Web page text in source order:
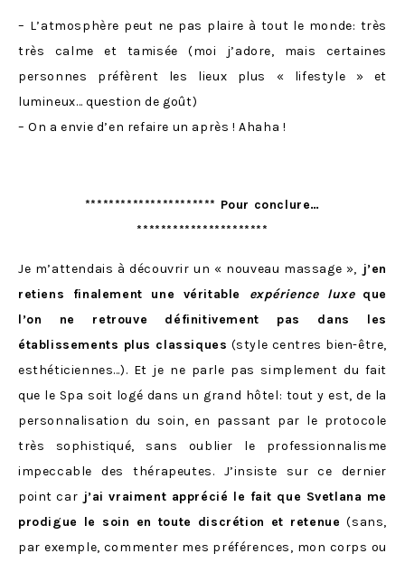
– L’atmosphère peut ne pas plaire à tout le monde: très
très calme et tamisée (moi j’adore, mais certaines
personnes préfèrent les lieux plus « lifestyle » et
lumineux… question de goût)
– On a envie d’en refaire un après ! Ahaha !
********************** Pour conclure…
**********************
Je m’attendais à découvrir un « nouveau massage », j’en
retiens finalement une véritable expérience luxe que
l’on ne retrouve définitivement pas dans les
établissements plus classiques (style centres bien-être,
esthéticiennes…). Et je ne parle pas simplement du fait
que le Spa soit logé dans un grand hôtel: tout y est, de la
personnalisation du soin, en passant par le protocole
très sophistiqué, sans oublier le professionnalisme
impeccable des thérapeutes. J’insiste sur ce dernier
point car j’ai vraiment apprécié le fait que Svetlana me
prodigue le soin en toute discrétion et retenue(sans,
par exemple, commenter mes préférences, mon corps ou